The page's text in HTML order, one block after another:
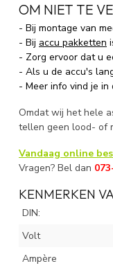
OM NIET TE
- Bij montage van
- Bij accu pakketten
- Zorg ervoor dat u
- Als u de accu's
- Meer info vind je in
Omdat wij het hele
tellen geen lood- of
Vandaag online
Vragen? Bel dan
KENMERKEN
DIN:
Volt
Ampère